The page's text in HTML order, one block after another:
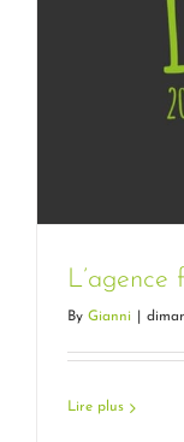
L’agence
By Gianni
Lire plus